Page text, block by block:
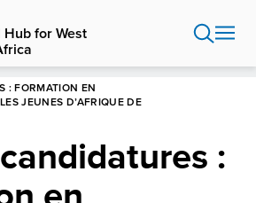
Hub for West
: FORMATION EN
JEUNES D’AFRIQUE DE
: